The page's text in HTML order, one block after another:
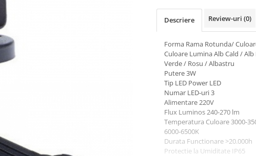
Descriere Review-uri (0)
Forma Rama Rotunda/
Culoare Lumina Alb Cald / Alb
Verde / Rosu / Albastru
Putere 3W
Tip LED Power LED
Numar LED-uri 3
Alimentare 220V
Flux Luminos 240-270 lm
Temperatura Culoare 3000-
6000-6500K
Durata Functionare >20.000h
Protectie la Umiditate IP65